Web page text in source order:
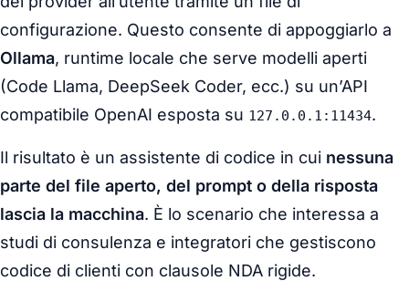
configurazione. Questo consente di appoggiarlo a
Ollama, runtime locale che serve modelli aperti
(Code Llama, DeepSeek Coder, ecc.) su un’API
compatibile OpenAI esposta su 127.0.0.1:11434.
Il risultato è un assistente di codice in cui nessuna
parte del file aperto, del prompt o della risposta
lascia la macchina. È lo scenario che interessa a
studi di consulenza e integratori che gestiscono
codice di clienti con clausole NDA rigide.